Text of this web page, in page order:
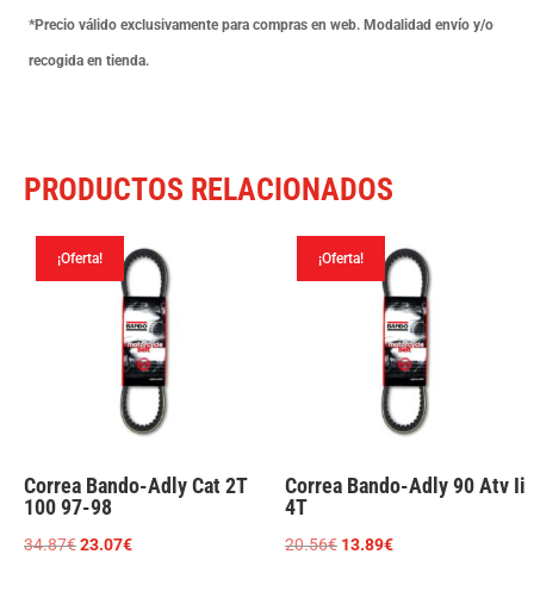
Special
450
*Precio válido exclusivamente para compras en web. Modalidad envío y/o
recogida en tienda.
PRODUCTOS RELACIONADOS
¡Oferta!
Correa Bando-Adly Cat 2T
100 97-98
34.87€El
23.07€El
¡Oferta!
Correa Bando-Adly 90 Atv Ii
4T
20.56€ El
13.89€El